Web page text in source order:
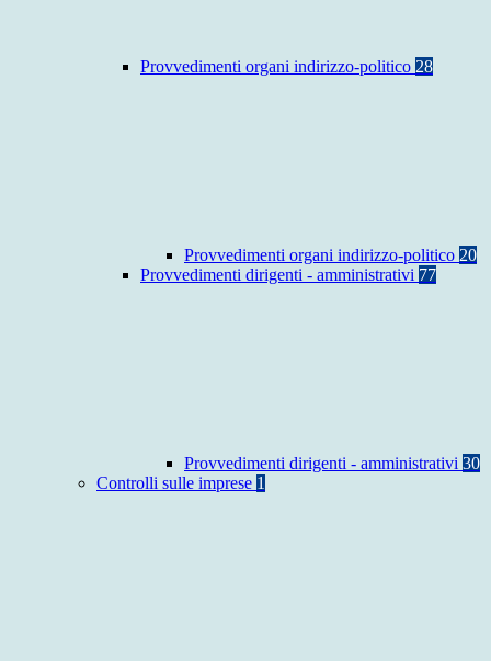
Provvedimenti organi indirizzo-politico 28
Provvedimenti organi indirizzo-politico 20
Provvedimenti dirigenti - amministrativi 77
Provvedimenti dirigenti - amministrativi 30
Controlli sulle imprese 1